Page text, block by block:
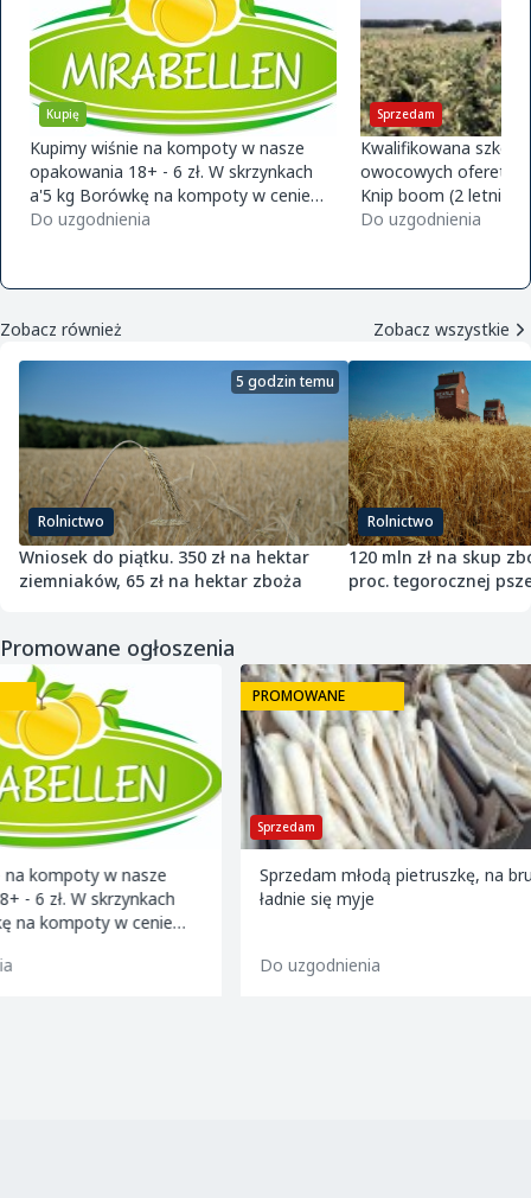
Sprzedam
Kwalifikowana szkółka drzewek
owocowych ofereta na jesień 2026
Knip boom (2 letnie) -gala m9/m26 -
golden m9 -jeronimo m9/m26 -mutsu
Do uzgodnienia
Kupię
Firma
kisten.
726015688
Do
Zobacz również Zobacz wszystkie
Rolnictwo
5 godzin temu
Wniosek do piątku. 350 zł na hektar
ziemniaków, 65 zł na hektar zboża
Rolnictwo
120 mln zł na skup
proc. tegorocznej
Promowane ogłoszenia
Sprzedam
PROMOWANE
Sprzedam młodą pietruszkę, na brudno,
ładnie się myje
Sprzedam
PROMOWANE
Kwalifikowana